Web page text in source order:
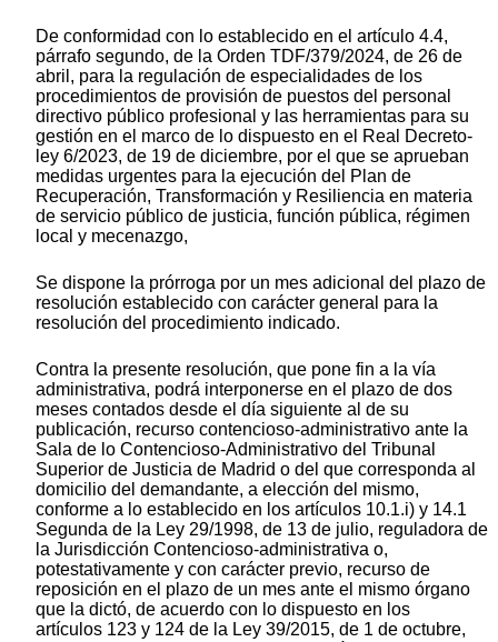
De conformidad con lo establecido en el artículo 4.4,
párrafo segundo, de la Orden TDF/379/2024, de 26 de
abril, para la regulación de especialidades de los
procedimientos de provisión de puestos del personal
directivo público profesional y las herramientas para su
gestión en el marco de lo dispuesto en el Real Decreto-
ley 6/2023, de 19 de diciembre, por el que se aprueban
medidas urgentes para la ejecución del Plan de
Recuperación, Transformación y Resiliencia en materia
de servicio público de justicia, función pública, régimen
local y mecenazgo,
Se dispone la prórroga por un mes adicional del plazo de
resolución establecido con carácter general para la
resolución del procedimiento indicado.
Contra la presente resolución, que pone fin a la vía
administrativa, podrá interponerse en el plazo de dos
meses contados desde el día siguiente al de su
publicación, recurso contencioso-administrativo ante la
Sala de lo Contencioso-Administrativo del Tribunal
Superior de Justicia de Madrid o del que corresponda al
domicilio del demandante, a elección del mismo,
conforme a lo establecido en los artículos 10.1.i) y 14.1
Segunda de la Ley 29/1998, de 13 de julio, reguladora de
la Jurisdicción Contencioso-administrativa o,
potestativamente y con carácter previo, recurso de
reposición en el plazo de un mes ante el mismo órgano
que la dictó, de acuerdo con lo dispuesto en los
artículos 123 y 124 de la Ley 39/2015, de 1 de octubre,